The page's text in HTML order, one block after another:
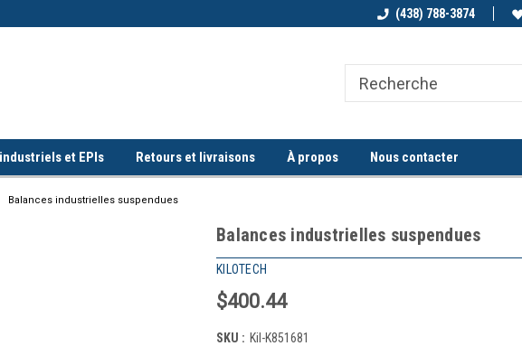
Commande minimum de 100$ Appelez-nous!
(438) 788-3874
et EPIs Retours et livraisons À propos Nous contacter
Balances industrielles suspendues
Balances industrielles suspendues
KILOTECH
$400.44
SKU : Kil-K851681